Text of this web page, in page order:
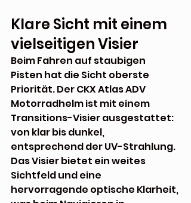
Klare Sicht mit einem
vielseitigen Visier
Beim Fahren auf staubigen
Pisten hat die Sicht oberste
Priorität. Der CKX Atlas ADV
Motorradhelm ist mit einem
Transitions-Visier ausgestattet:
von klar bis dunkel,
entsprechend der UV-Strahlung.
Das Visier bietet ein weites
Sichtfeld und eine
hervorragende optische Klarheit,